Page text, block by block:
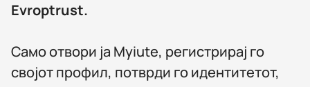
Evroptrust.
Само отвори ја Myiute, регистрирај го
својот профил, потврди го идентитетот,